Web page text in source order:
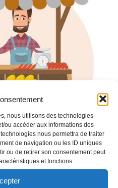
nous utilisons des technologies
ou accéder aux informations des
nous permettra de traiter
de navigation ou les ID uniques
ou de retirer son consentement peut
et fonctions.
le marché aura lieu